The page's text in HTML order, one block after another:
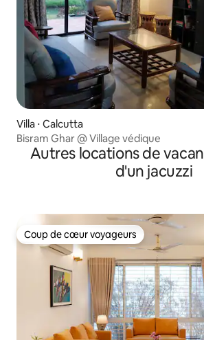
Villa ⋅ Calcutta
Bisram Ghar @ Village védique
Autres locations de
d'un jacuzzi
Coup de cœur voyageurs
Coup de cœur voyageurs